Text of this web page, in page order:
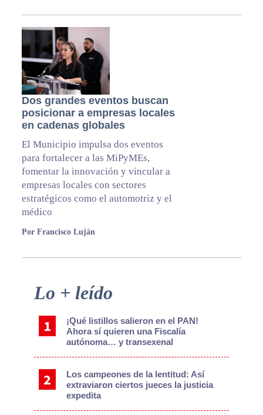
Dos grandes eventos buscan
posicionar a empresas locales
en cadenas globales
El Municipio impulsa dos eventos
para fortalecer a las MiPyMEs,
fomentar la innovación y vincular a
empresas locales con sectores
estratégicos como el automotriz y el
médico
Por Francisco Luján
Primary
Lo + leído
¡Qué listillos salieron en el PAN!
Ahora sí quieren una Fiscalía
autónoma… y transexenal
Los campeones de la lentitud: Así
extraviaron ciertos jueces la justicia
expedita